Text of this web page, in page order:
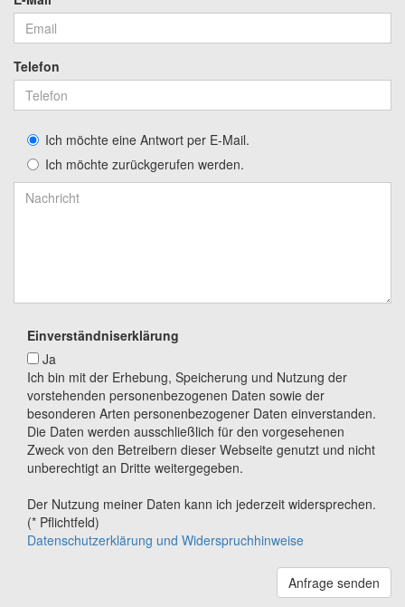
Telefon
Ich möchte eine Antwort per E-Mail.
Ich möchte zurückgerufen werden.
Einverständniserklärung
Ja
Ich bin mit der Erhebung, Speicherung und Nutzung der
vorstehenden personenbezogenen Daten sowie der
besonderen Arten personenbezogener Daten einverstanden.
Die Daten werden ausschließlich für den vorgesehenen
Zweck von den Betreibern dieser Webseite genutzt und nicht
unberechtigt an Dritte weitergegeben.
Der Nutzung meiner Daten kann ich jederzeit widersprechen.
(* Pflichtfeld)
Datenschutzerklärung und Widerspruchhinweise
Anfrage senden